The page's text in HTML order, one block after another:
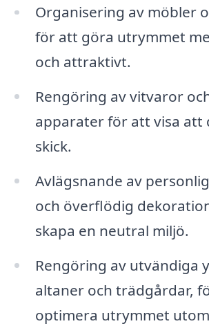
Organisering av möbler
för att göra utrymmet
och attraktivt.
Rengöring av vitvaror
apparater för att visa att
skick.
Avlägsnande av
och överflödig
skapa en neutral miljö.
Rengöring av utvändiga
altaner och trädgårdar,
optimera utrymmet